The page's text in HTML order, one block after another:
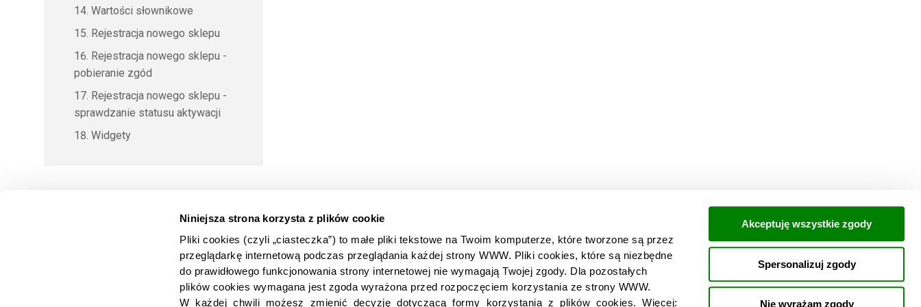
Niniejsza strona korzysta z plików cookie
Pliki cookies (czyli „ciasteczka”) to małe pliki tekstowe na Twoim komputerze, które tworzone są przez
przeglądarkę internetową podczas przeglądania każdej strony WWW. Pliki cookies, które są niezbędne
do prawidłowego funkcjonowania strony internetowej nie wymagają Twojej zgody. Dla pozostałych
plików cookies wymagana jest zgoda wyrażona przed rozpoczęciem korzystania ze strony WWW.
Akceptuję wszystkie zgody
Spersonalizuj zgody
Nie wyrażam zgody
Wartości słownikowe
Rejestracja nowego sklepu
Rejestracja nowego sklepu -
pobieranie zgód
Rejestracja nowego sklepu -
sprawdzanie statusu aktywacji
Widgety
Dla biznesu
Dokumenty do pobrania
Materiały marki do pobrania
Dla developerów
Dokumentacja API
Moduły sklepowe
Dokumentacja prawna
Regulamin
Polityka prywatności